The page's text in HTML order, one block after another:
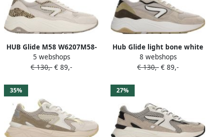
HUB Glide M58 W6207M58-
M23-C95 Beige Off White
5 webshops
€ 130,- € 89,-
Hub Glide light bone white
dark olive Suede Heren
8 webshops
€ 130,- € 89,-
35% 27%